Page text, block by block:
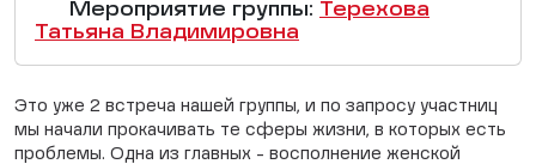
Мероприятие группы:
Терехова
Татьяна Владимировна
Это уже 2 встреча нашей группы, и по запросу участниц
мы начали прокачивать те сферы жизни, в которых есть
проблемы. Одна из главных - восполнение женской